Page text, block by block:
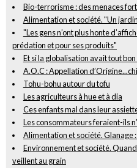
Bio-terrorisme : des menaces
Alimentation et société. "Un
"Les gens n’ont plus honte
prédation et pour ses produits"
Et si la globalisation avait tout bon
A.O.C : Appellation
Tohu-bohu autour du tofu
Les agriculteurs à hue et à dia
Ces enfants mal dans leur
Les consommateurs feraient-ils
Alimentation et société. Glanage
Environnement et société.
veillent au grain